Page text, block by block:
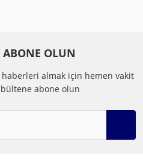
ABONE OLUN
almak için hemen vakit
bültene abone olun